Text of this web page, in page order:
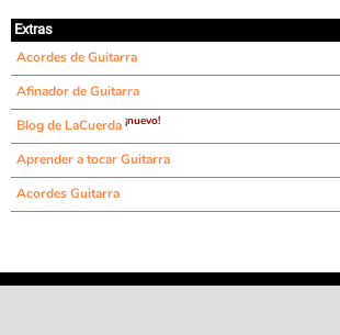
Extras
Acordes de Guitarra
Afinador de Guitarra
Blog de LaCuerda ¡nuevo!
Aprender a tocar Guitarra
Acordes Guitarra